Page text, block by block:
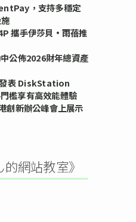
，支持多穩定
攜手伊莎貝•雨蓓推
公佈2026財年總資產
表 DiskStation
檻享有高效能體驗
創新辦公峰會上展示
網站教室》